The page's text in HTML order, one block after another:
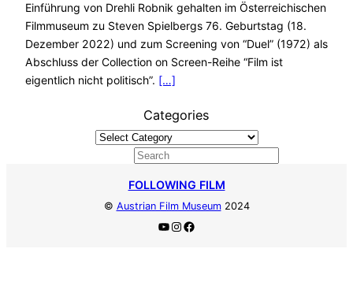
Einführung von Drehli Robnik gehalten im Österreichischen
Filmmuseum zu Steven Spielbergs 76. Geburtstag (18.
Dezember 2022) und zum Screening von “Duel” (1972) als
Abschluss der Collection on Screen-Reihe “Film ist
eigentlich nicht politisch”. […]
Categories
FOLLOWING FILM
© Austrian Film Museum2024
YouTube
Instagram
Facebook